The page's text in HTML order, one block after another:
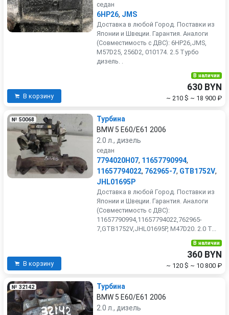
седан
6HP26, JMS
Доставка в любой Город. Поставки из
Японии и Швеции. Гарантия. Аналоги
(Совместимость с ДВС): 6HP26,JMS,
M57D25, 256D2, 010174. 2.5 Турбо
дизель. .
В корзину
В наличии
630 BYN
~ 210 $ ~ 18 900 ₽
№ 50068
Турбина
BMW 5 E60/E61 2006
2.0 л., дизель
седан
7794020H07, 11657790994,
11657794022, 762965-7, GTB1752V,
JHL01695P
Доставка в любой Город. Поставки из
Японии и Швеции. Гарантия. Аналоги
(Совместимость с ДВС):
11657790994,11657794022,762965-
7,GTB1752V,JHL01695P, M47D20. 2.0 Т...
В корзину
В наличии
360 BYN
~ 120 $ ~ 10 800 ₽
№ 32142
Турбина
BMW 5 E60/E61 2006
2.0 л., дизель